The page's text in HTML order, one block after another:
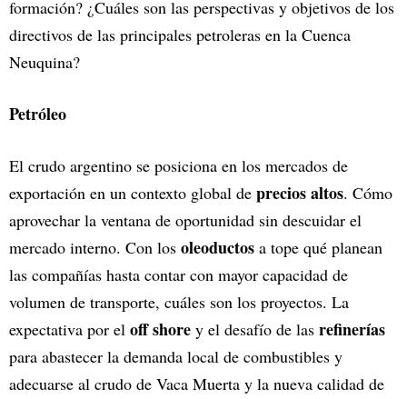
formación? ¿Cuáles son las perspectivas y objetivos de los
directivos de las principales petroleras en la Cuenca
Neuquina?
Petróleo
El crudo argentino se posiciona en los mercados de
exportación en un contexto global de precios altos. Cómo
aprovechar la ventana de oportunidad sin descuidar el
mercado interno. Con los oleoductos a tope qué planean
las compañías hasta contar con mayor capacidad de
volumen de transporte, cuáles son los proyectos. La
expectativa por el off shore y el desafío de las refinerías
para abastecer la demanda local de combustibles y
adecuarse al crudo de Vaca Muerta y la nueva calidad de